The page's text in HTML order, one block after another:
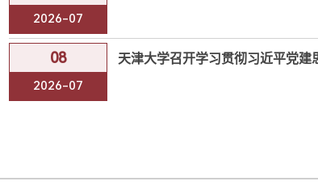
2026-07
08
2026-07
天津大学召开学习贯彻习近平党建